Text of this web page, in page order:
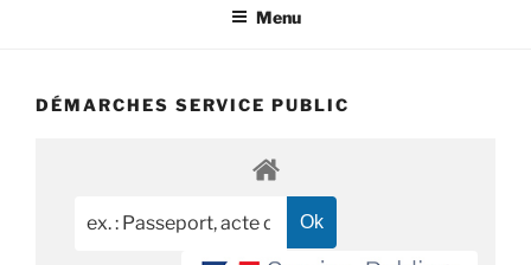
Menu
DÉMARCHES SERVICE PUBLIC